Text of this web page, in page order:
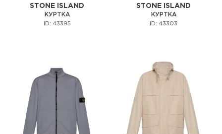
STONE ISLAND
КУРТКА
ID: 43395
STONE ISLAND
КУРТКА
ID: 43303